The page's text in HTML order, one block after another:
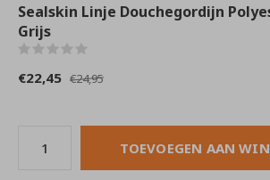
Sealskin Linje Douchegordijn
Grijs
€22,45 €24,95
TOEVOEGEN AAN